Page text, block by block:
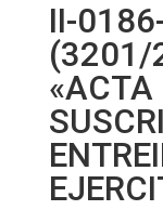
II-
(3201/
«ACTA